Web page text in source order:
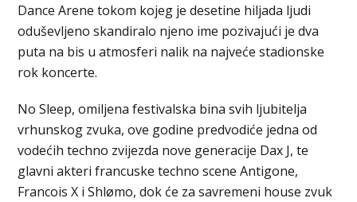
Dance Arene tokom kojeg je desetine hiljada ljudi
oduševljeno skandiralo njeno ime pozivajući je dva
puta na bis u atmosferi nalik na najveće stadionske
rok koncerte.
No Sleep, omiljena festivalska bina svih ljubitelja
vrhunskog zvuka, ove godine predvodiće jedna od
vodećih techno zvijezda nove generacije Dax J, te
glavni akteri francuske techno scene Antigone,
Francois X i Shlømo, dok će za savremeni house zvuk